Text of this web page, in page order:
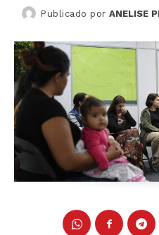
Publicado por ANELISE